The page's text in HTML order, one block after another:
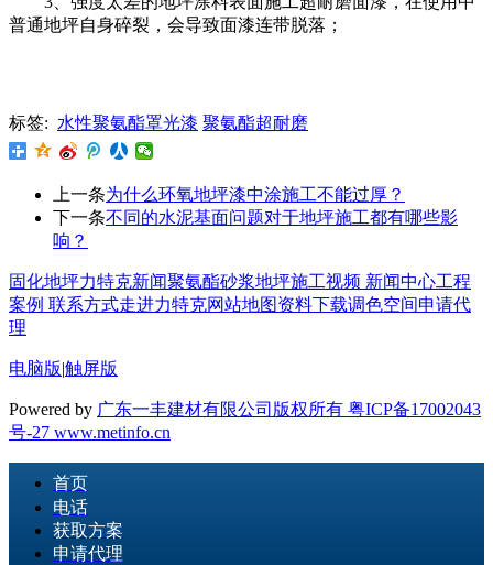
普通地坪自身碎裂，会导致面漆连带脱落；
标签: 水性聚氨酯罩光漆 聚氨酯超耐磨
上一条为什么环氧地坪漆中涂施工不能过厚？
下一条不同的水泥基面问题对于地坪施工都有哪些影
响？
固化地坪力特克新闻聚氨酯砂浆地坪施工视频 新闻中心工程
案例 联系方式走进力特克网站地图资料下载调色空间申请代
理
电脑版|触屏版
Powered by 广东一丰建材有限公司版权所有 粤ICP备17002043
号-27 www.metinfo.cn
首页
电话
获取方案
申请代理